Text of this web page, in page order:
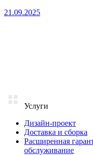
21.09.2025
Услуги
Дизайн-проект
Доставка и сборка
Расширенная
обслуживание